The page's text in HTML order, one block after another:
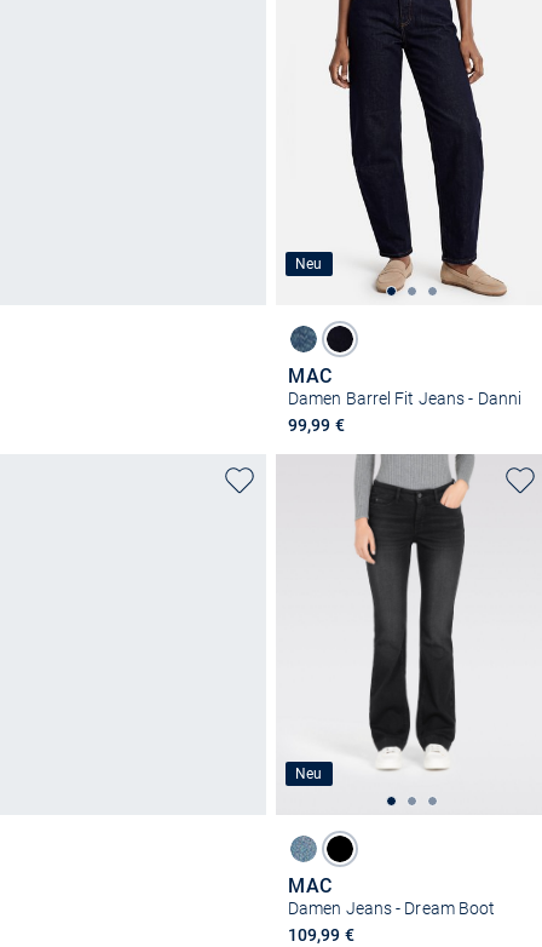
Neu
MAC
Damen Barrel Fit Jeans - Danni
99,99 €
Neu
MAC
Damen Jeans - Dream Boot
109,99 €